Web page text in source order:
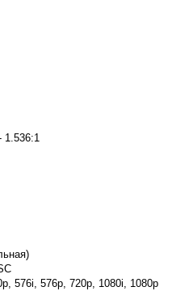
1.536:1
576i, 576p, 720p, 1080i, 1080p